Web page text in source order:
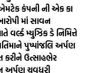
કંપની ની એક કા
માં સાવન
વર્લ્ડ મ્યુઝિક ડે નિમિત્તે
પુષ્પાંજલિ અર્પણ
કરીને ઉત્સાહભેર
અર્પણ ચવધરી